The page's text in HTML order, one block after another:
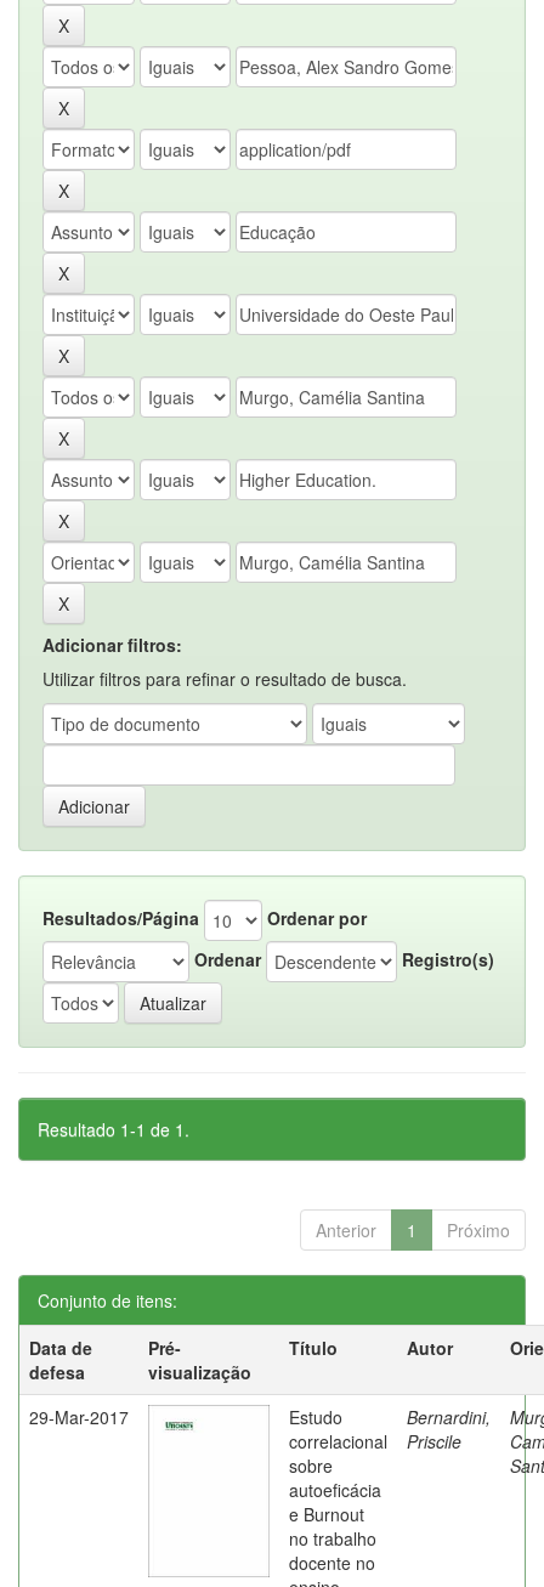
Adicionar filtros:
Utilizar filtros para refinar o resultado de busca.
Resultados/Página
Ordenar por
Ordenar
Registro(s)
Resultado 1-1 de 1.
Anterior 1 Próximo
Conjunto de itens:
Data de
defesa
Pré-
visualização
Título Autor
29-Mar-2017
Estudo
correlacional
sobre
autoeficácia
e Burnout
no trabalho
docente no
Bernardini,
Priscile